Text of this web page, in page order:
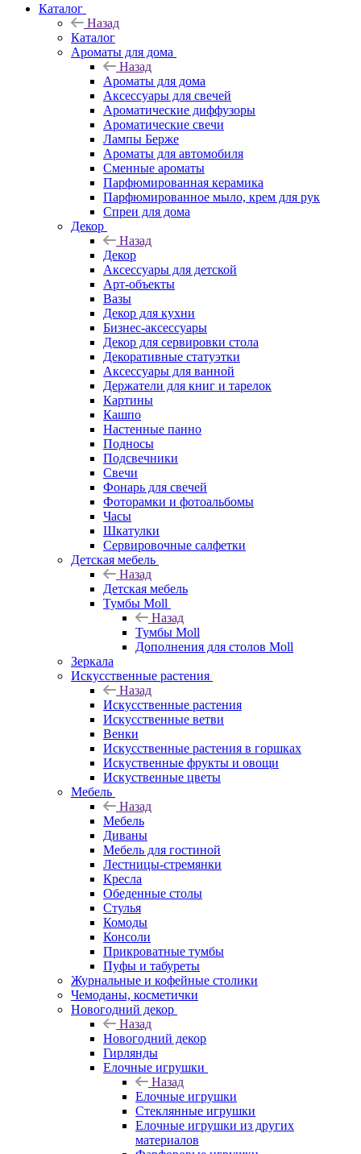
Каталог
Назад
Каталог
Ароматы для дома
Назад
Ароматы для дома
Аксессуары для свечей
Ароматические диффузоры
Ароматические свечи
Лампы Берже
Ароматы для автомобиля
Сменные ароматы
Парфюмированная керамика
Парфюмированное мыло, крем для рук
Спреи для дома
Декор
Назад
Декор
Аксессуары для детской
Арт-объекты
Вазы
Декор для кухни
Бизнес-аксессуары
Декор для сервировки стола
Декоративные статуэтки
Аксессуары для ванной
Держатели для книг и тарелок
Картины
Кашпо
Настенные панно
Подносы
Подсвечники
Свечи
Фонарь для свечей
Фоторамки и фотоальбомы
Часы
Шкатулки
Сервировочные салфетки
Детская мебель
Назад
Детская мебель
Тумбы Moll
Назад
Тумбы Moll
Дополнения для столов Moll
Зеркала
Искусственные растения
Назад
Искусственные растения
Искусственные ветви
Венки
Искусственные растения в горшках
Искуственные фрукты и овощи
Искуственные цветы
Мебель
Назад
Мебель
Диваны
Мебель для гостиной
Лестницы-стремянки
Кресла
Обеденные столы
Стулья
Комоды
Консоли
Прикроватные тумбы
Пуфы и табуреты
Журнальные и кофейные столики
Чемоданы, косметички
Новогодний декор
Назад
Новогодний декор
Гирлянды
Елочные игрушки
Назад
Елочные игрушки
Стеклянные игрушки
Елочные игрушки из других
материалов